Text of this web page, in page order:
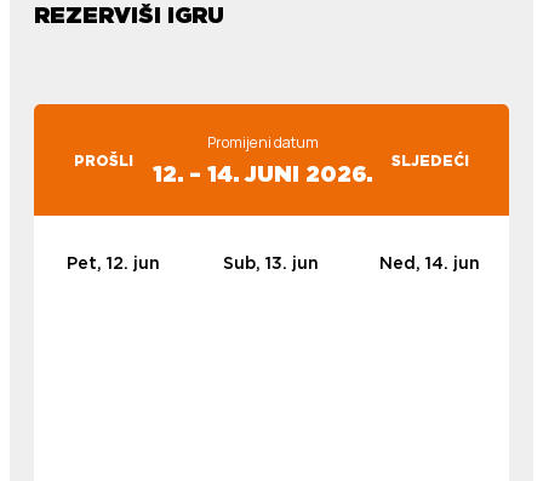
REZERVIŠI IGRU
PROŠLI
Promijeni datum
12. – 14. JUNI 2026. SLJEDEĆI
Pet, 12. jun Sub, 13. jun Ned, 14. jun